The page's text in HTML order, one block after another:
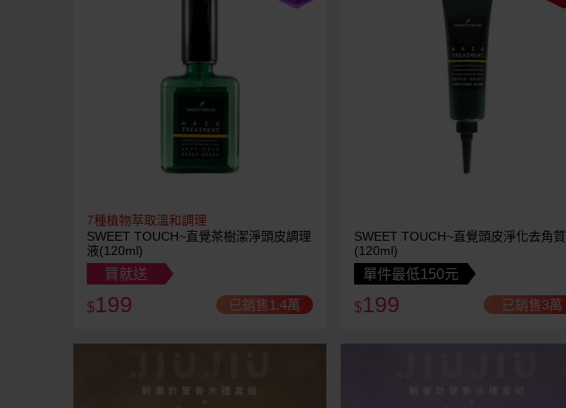
7種植物萃取溫和調理
SWEET TOUCH~直覺茶樹潔淨頭皮調理
液(120ml)
買就送
$199 已銷售1.4萬
SWEET TOUCH~直覺頭皮淨化去角質
(120ml)
單件最低150元
$199 已銷售3萬